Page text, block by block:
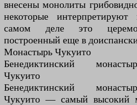
внесены монолиты
некоторые
самом деле это
построенный еще в
Монастырь Чукуито
Бенедиктинский
Чукуито
Бенедиктинский
Чукуито — самый высокий